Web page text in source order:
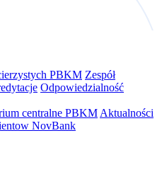
PBKM Zespół
Odpowiedzialność
centralne PBKM Aktualności
NovBank